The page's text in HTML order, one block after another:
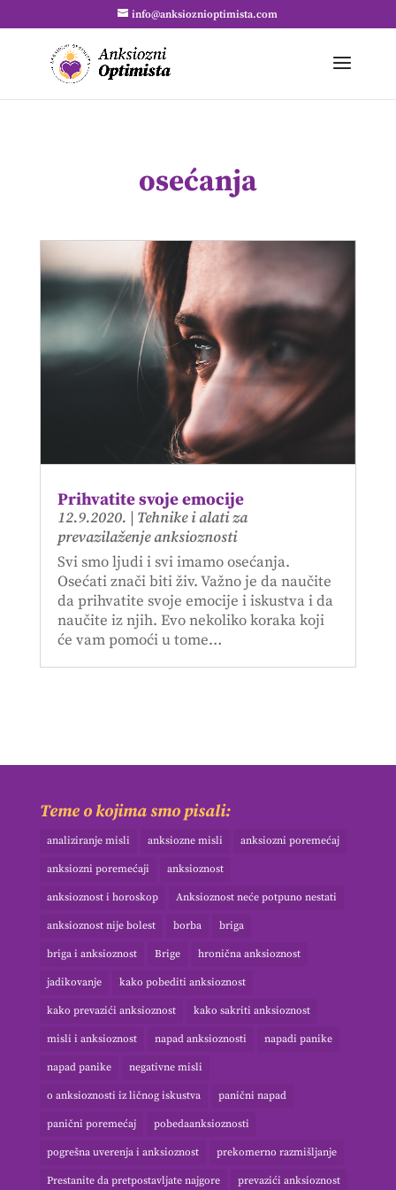
info@anksioznioptimista.com
osećanja
Prihvatite svoje emocije
12.9.2020. | Tehnike i alati za
prevazilaženje anksioznosti
Svi smo ljudi i svi imamo osećanja.
Osećati znači biti živ. Važno je da naučite
da prihvatite svoje emocije i iskustva i da
naučite iz njih. Evo nekoliko koraka koji
će vam pomoći u tome…
Teme o kojima smo pisali:
analiziranje misli anksiozne misli anksiozni poremećaj
anksiozni poremećaji anksioznost
anksioznost i horoskop Anksioznost neće potpuno nestati
anksioznost nije bolest borba briga
briga i anksioznost Brige hronična anksioznost
jadikovanje kako pobediti anksioznost
kako prevazići anksioznost kako sakriti anksioznost
misli i anksioznost napad anksioznosti napadi panike
napad panike negativne misli
o anksioznosti iz ličnog iskustva panični napad
panični poremećaj pobedaanksioznosti
pogrešna uverenja i anksioznost prekomerno razmišljanje
Prestanite da pretpostavljate najgore prevazići anksioznost